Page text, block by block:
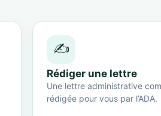
✍️
Rédiger une lettre
Une lettre administrative
rédigée pour vous par l’ADA.